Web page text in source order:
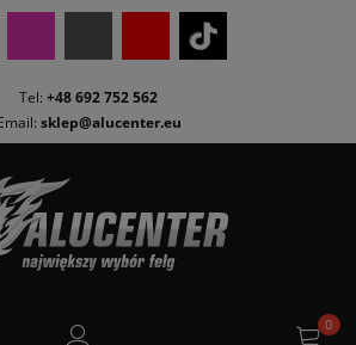
Tel: +48 692 752 562
sklep@alucenter.eu
0